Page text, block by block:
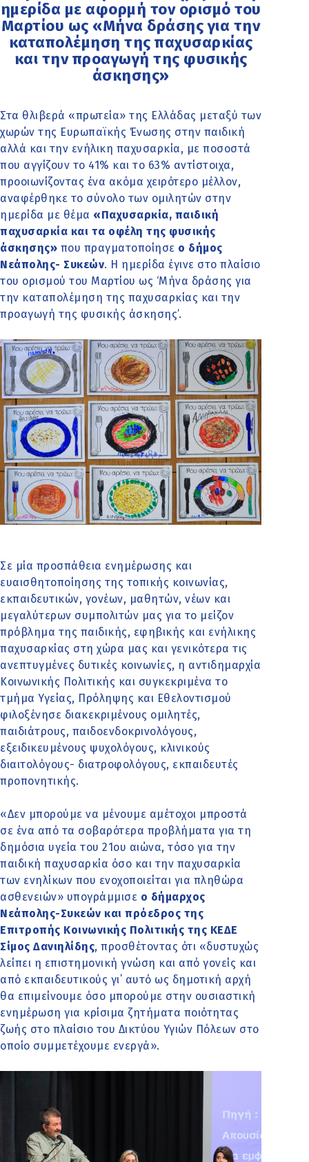
ημερίδα με αφορμή τον ορισμό του
Μαρτίου ως «Μήνα δράσης για την
καταπολέμηση της παχυσαρκίας
και την προαγωγή της φυσικής
άσκησης»
Στα θλιβερά «πρωτεία» της Ελλάδας μεταξύ των
χωρών της Ευρωπαϊκής Ένωσης στην παιδική
αλλά και την ενήλικη παχυσαρκία, με ποσοστά
που αγγίζουν το 41% και το 63% αντίστοιχα,
προοιωνίζοντας ένα ακόμα χειρότερο μέλλον,
αναφέρθηκε το σύνολο των ομιλητών στην
ημερίδα με θέμα «Παχυσαρκία, παιδική
παχυσαρκία και τα οφέλη της φυσικής
άσκησης» που πραγματοποίησε ο δήμος
Νεάπολης- Συκεών. Η ημερίδα έγινε στο πλαίσιο
του ορισμού του Μαρτίου ως ‘Μήνα δράσης για
την καταπολέμηση της παχυσαρκίας και την
προαγωγή της φυσικής άσκησης’.
Σε μία προσπάθεια ενημέρωσης και
ευαισθητοποίησης της τοπικής κοινωνίας,
εκπαιδευτικών, γονέων, μαθητών, νέων και
μεγαλύτερων συμπολιτών μας για το μείζον
πρόβλημα της παιδικής, εφηβικής και ενήλικης
παχυσαρκίας στη χώρα μας και γενικότερα τις
ανεπτυγμένες δυτικές κοινωνίες, η αντιδημαρχία
Κοινωνικής Πολιτικής και συγκεκριμένα το
τμήμα Υγείας, Πρόληψης και Εθελοντισμού
φιλοξένησε διακεκριμένους ομιλητές,
παιδιάτρους, παιδοενδοκρινολόγους,
εξειδικευμένους ψυχολόγους, κλινικούς
διαιτολόγους- διατροφολόγους, εκπαιδευτές
προπονητικής.
«Δεν μπορούμε να μένουμε αμέτοχοι μπροστά
σε ένα από τα σοβαρότερα προβλήματα για τη
δημόσια υγεία του 21ου αιώνα, τόσο για την
παιδική παχυσαρκία όσο και την παχυσαρκία
των ενηλίκων που ενοχοποιείται για πληθώρα
ασθενειών» υπογράμμισε ο δήμαρχος
Νεάπολης-Συκεών και πρόεδρος της
Επιτροπής Κοινωνικής Πολιτικής της ΚΕΔΕ
Σίμος Δανιηλίδης, προσθέτοντας ότι «δυστυχώς
λείπει η επιστημονική γνώση και από γονείς και
από εκπαιδευτικούς γι΄ αυτό ως δημοτική αρχή
θα επιμείνουμε όσο μπορούμε στην ουσιαστική
ενημέρωση για κρίσιμα ζητήματα ποιότητας
ζωής στο πλαίσιο του Δικτύου Υγιών Πόλεων στο
οποίο συμμετέχουμε ενεργά».